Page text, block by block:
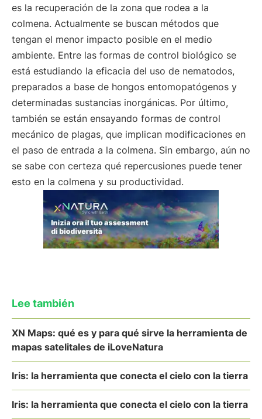
es la recuperación de la zona que rodea a la
colmena. Actualmente se buscan métodos que
tengan el menor impacto posible en el medio
ambiente. Entre las formas de control biológico se
está estudiando la eficacia del uso de nematodos,
preparados a base de hongos entomopatógenos y
determinadas sustancias inorgánicas. Por último,
también se están ensayando formas de control
mecánico de plagas, que implican modificaciones en
el paso de entrada a la colmena. Sin embargo, aún no
se sabe con certeza qué repercusiones puede tener
esto en la colmena y su productividad.
Lee también
XN Maps: qué es y para qué sirve la herramienta de
mapas satelitales de iLoveNatura
Iris: la herramienta que conecta el cielo con la tierra
Iris: la herramienta que conecta el cielo con la tierra